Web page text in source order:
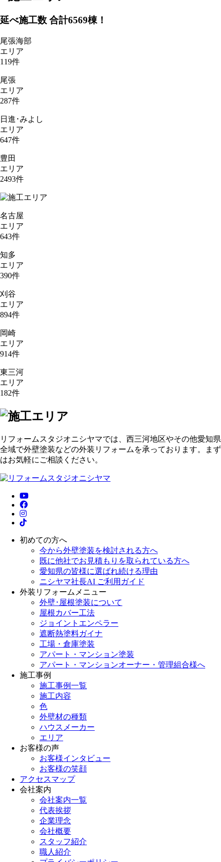
延べ施工数 合計6569棟！
尾張海部
エリア
119件
尾張
エリア
287件
日進･みよし
エリア
647件
豊田
エリア
2493件
名古屋
エリア
643件
知多
エリア
390件
刈谷
エリア
894件
岡崎
エリア
914件
東三河
エリア
182件
リフォームスタジオニシヤマでは、西三河地区やその他愛知県
全域で外壁塗装などの外装リフォームを承っております。まず
はお気軽にご相談ください。
初めての方へ
今から外壁塗装を検討される方へ
既に他社でお見積もりを取られている方へ
愛知県の皆様に選ばれ続ける理由
ニシヤマ社長AI ご利用ガイド
外装リフォームメニュー
外壁･屋根塗装について
屋根カバー工法
ジョイントエンペラー
遮断熱塗料ガイナ
工場・倉庫塗装
アパート・マンション塗装
アパート・マンションオーナー・管理組合様へ
施工事例
施工事例一覧
施工内容
色
外壁材の種類
ハウスメーカー
エリア
お客様の声
お客様インタビュー
お客様の笑顔
アクセスマップ
会社案内
会社案内一覧
代表挨拶
企業理念
会社概要
スタッフ紹介
職人紹介